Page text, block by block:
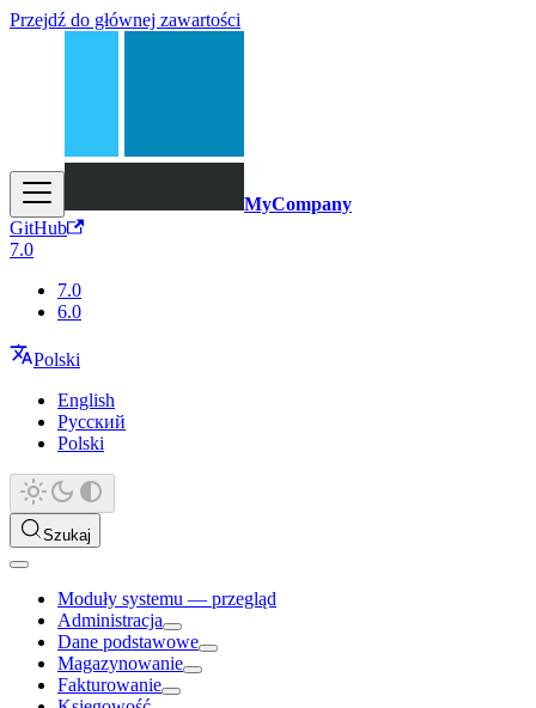
Przejdź do głównej zawartości
MyCompany
GitHub
7.0
7.0
6.0
Polski
English
Русский
Polski
Szukaj
Moduły systemu — przegląd
Administracja
Dane podstawowe
Magazynowanie
Fakturowanie